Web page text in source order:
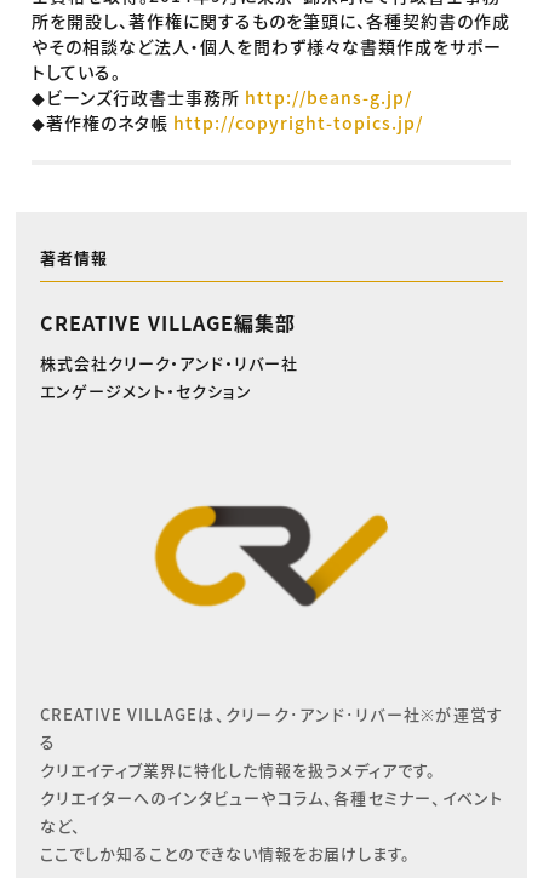
所を開設し、著作権に関するものを筆頭に、各種契約書の作成
やその相談など法人・個人を問わず様々な書類作成をサポー
トしている。
◆ビーンズ行政書士事務所 http://beans-g.jp/
◆著作権のネタ帳 http://copyright-topics.jp/
著者情報
CREATIVE VILLAGE編集部
株式会社クリーク・アンド・リバー社
エンゲージメント・セクション
CREATIVE VILLAGEは、クリーク･アンド･リバー社※が運営す
る
クリエイティブ業界に特化した情報を扱うメディアです。
クリエイターへのインタビューやコラム、各種セミナー、イベント
など、
ここでしか知ることのできない情報をお届けします。